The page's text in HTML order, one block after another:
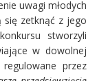
uwagi młodych
zetknąć z jego
stworzyli
w dowolnej
przez